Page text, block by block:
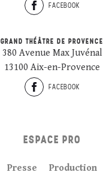
FACEBOOK
GRAND THÉÂTRE DE PROVENCE
380 Avenue Max Juvénal
13100 Aix-en-Provence
FACEBOOK
ESPACE PRO
Presse Production